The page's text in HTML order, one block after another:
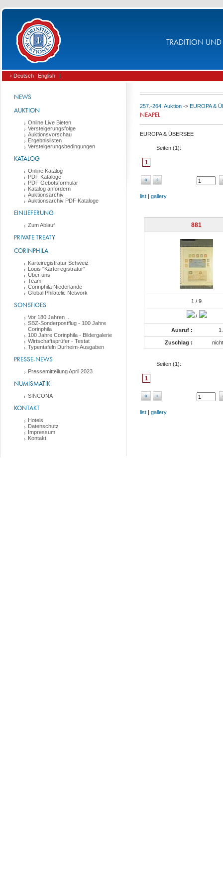
TRADITION UND
› Deutsch English |
NEWS
AUKTION
Online Live Bieten
Versteigerungsfolge
Auktionsvorschau
Ergebnislisten
Versteigerungsbedingungen
KATALOG
Online Katalog
PDF Kataloge
PDF Gebotsformular
Katalog anfordern
Auktionsarchiv
Auktionsarchiv PDF Kataloge
EINLIEFERUNG
Zum Ablauf
PRIVATE TREATY
CORINPHILA
Karteiregistratur Schweiz
Louis "Karteiregistratur"
Über uns
Team
Corinphila Niederlande
Global Philatelic Network
SONSTIGES
Vor 180 Jahren ...
SBZ-Sonderpostflug - 100 Jahre
Corinphila
100 Jahre Corinphila - Bildergalerie
Wirtschaftsprüfer - Testat
Typentafeln Durheim-Ausgaben
PRESSE-NEWS
Pressemitteilung April 2023
NUMISMATIK
SINCONA
KONTAKT
Hotels
Datenschutz
Impressum
Kontakt
257.-264. Auktion -> EUROPA &
NEAPEL
EUROPA & ÜBERSEE
Seiten (1):
1
« ‹
list | gallery
881
1 / 9
/
Ausruf :
Zuschlag :
Seiten (1):
1
« ‹
list | gallery